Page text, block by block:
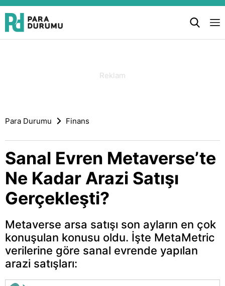
Para Durumu Finans
Sanal Evren Metaverse’te
Ne Kadar Arazi Satışı
Gerçekleşti?
Metaverse arsa satışı son ayların en çok
konuşulan konusu oldu. İşte MetaMetric
verilerine göre sanal evrende yapılan
arazi satışları: